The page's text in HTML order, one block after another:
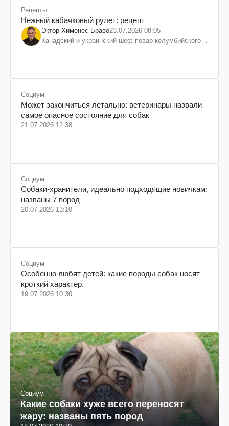
Рецепты
Нежный кабачковый рулет: рецепт
Эктор Хименес-Браво23.07.2026 08:05
Канадский и украинский шеф-повар колумбийского
Социум
Может закончиться летально: ветеринары назвали
самое опасное состояние для собак
21.07.2026 12:38
Социум
Собаки-хранители, идеально подходящие новичкам:
названы 7 пород
20.07.2026 13:10
Социум
Особенно любят детей: какие породы собак носят
кроткий характер.
19.07.2026 10:30
Социум
Какие собаки хуже всего переносят
жару: названы пять пород